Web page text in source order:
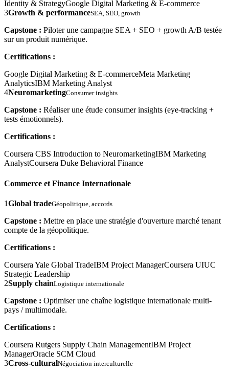
Identity & StrategyGoogle Digital Marketing & E-commerce
3Growth & performanceSEA, SEO, growth
Capstone : Piloter une campagne SEA + SEO + growth A/B testée
sur un produit numérique.
Certifications :
Google Digital Marketing & E-commerceMeta Marketing
AnalyticsIBM Marketing Analyst
4NeuromarketingConsumer insights
Capstone : Réaliser une étude consumer insights (eye-tracking +
tests émotionnels).
Certifications :
Coursera CBS Introduction to NeuromarketingIBM Marketing
AnalystCoursera Duke Behavioral Finance
Commerce et Finance Internationale
1Global tradeGéopolitique, accords
Capstone : Mettre en place une stratégie d'ouverture marché tenant
compte de la géopolitique.
Certifications :
Coursera Yale Global TradeIBM Project ManagerCoursera UIUC
Strategic Leadership
2Supply chainLogistique internationale
Capstone : Optimiser une chaîne logistique internationale multi-
pays / multimodale.
Certifications :
Coursera Rutgers Supply Chain ManagementIBM Project
ManagerOracle SCM Cloud
3Cross-culturalNégociation interculturelle